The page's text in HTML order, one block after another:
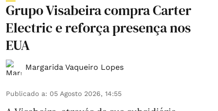
Grupo Visabeira compra Carter
Electric e reforça presença nos
EUA
Margarida Vaqueiro Lopes
Publicado a: 05 Agosto 2026, 14:55